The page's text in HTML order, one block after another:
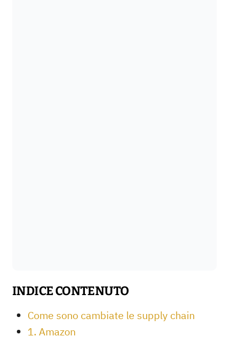
INDICE CONTENUTO
Come sono cambiate le supply chain
1. Amazon